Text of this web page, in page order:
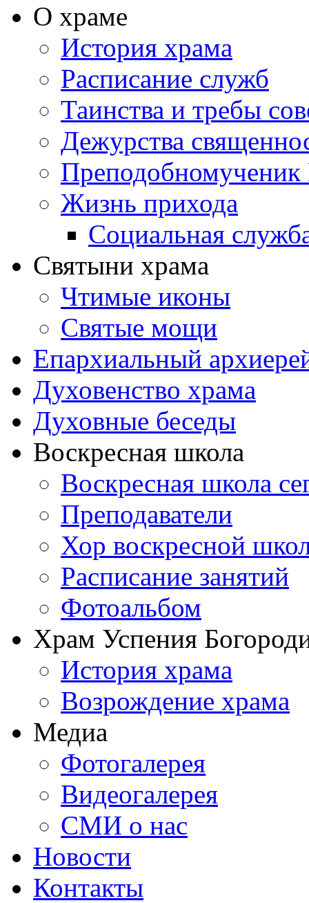
О храме
История храма
Расписание служб
Таинства и требы
Дежурства
Жизнь прихода
Социальная
Святыни храма
Чтимые иконы
Святые мощи
Епархиальный
Духовенство храма
Духовные беседы
Воскресная школа
Воскресная школа
Преподаватели
Хор воскресной
Расписание занятий
Фотоальбом
Храм Успения
История храма
Возрождение храма
Медиа
Фотогалерея
Видеогалерея
СМИ о нас
Новости
Контакты